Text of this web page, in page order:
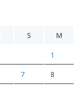
S M
1
7 8